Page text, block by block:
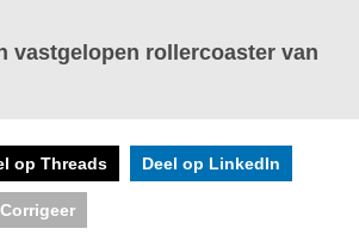
vastgelopen rollercoaster van
op Threads Deel op LinkedIn
Corrigeer